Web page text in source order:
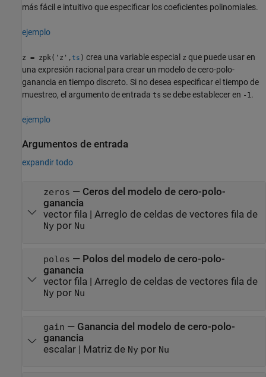
más fácil e intuitivo que especificar los coeficientes polinomiales.
ejemplo
z = zpk('z',ts ) crea una variable especial z que puede usar en
una expresión racional para crear un modelo de cero-polo-
ganancia en tiempo discreto. Si no desea especificar el tiempo de
muestreo, el argumento de entrada ts se debe establecer en -1.
ejemplo
Argumentos de entrada
expandir todo
zeros — Ceros del modelo de cero-polo-
ganancia
vector fila
Arreglo de celdas de vectores fila de
Nypor Nu
poles — Polos del modelo de cero-polo-
ganancia
vector fila
Arreglo de celdas de vectores fila de
Nypor Nu
gain — Ganancia del modelo de cero-polo-
ganancia
escalar| Matriz de Nypor Nu